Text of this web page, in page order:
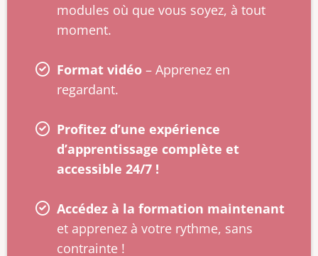
modules où que vous soyez, à tout
moment.
Format vidéo – Apprenez en
regardant.
Profitez d’une expérience
d’apprentissage complète et
accessible 24/7 !
Accédez à la formation maintenant
et apprenez à votre rythme, sans
contrainte !